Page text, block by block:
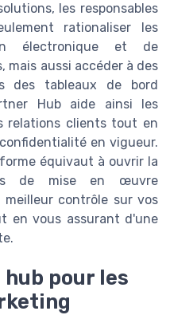
les responsables
rationaliser les
électronique et de
mais aussi accéder à des
des tableaux de bord
Hub aide ainsi les
relations clients tout en
en vigueur.
équivaut à ouvrir la
de mise en œuvre
contrôle sur vos
en vous assurant d'une
hub pour les